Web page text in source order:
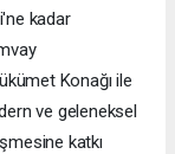
kadar
Konağı ile
ve geleneksel
katkı